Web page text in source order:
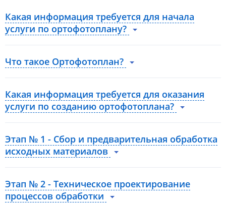
Какая информация требуется для начала
услуги по ортофотоплану?
Что такое Ортофотоплан?
Какая информация требуется для оказания
услуги по созданию ортофотоплана?
Этап № 1 - Сбор и предварительная обработка
исходных материалов
Этап № 2 - Техническое проектирование
процессов обработки